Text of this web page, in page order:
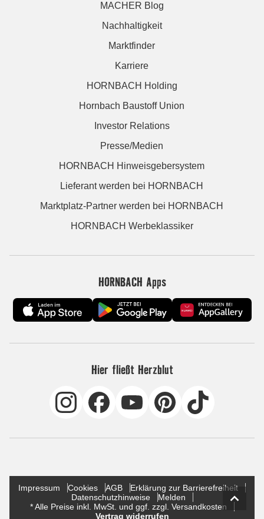
MACHER Blog
Nachhaltigkeit
Marktfinder
Karriere
HORNBACH Holding
Hornbach Baustoff Union
Investor Relations
Presse/Medien
HORNBACH Hinweisgebersystem
Lieferant werden bei HORNBACH
Marktplatz-Partner werden bei HORNBACH
HORNBACH Werbeklassiker
HORNBACH Apps
Hier fließt Herzblut
Impressum Cookies AGB
Erklärung zur Barrierefreiheit
Datenschutzhinweise
Melden
* Alle Preise inkl. MwSt. und ggf. zzgl. Versandkosten
Vertrag widerrufen